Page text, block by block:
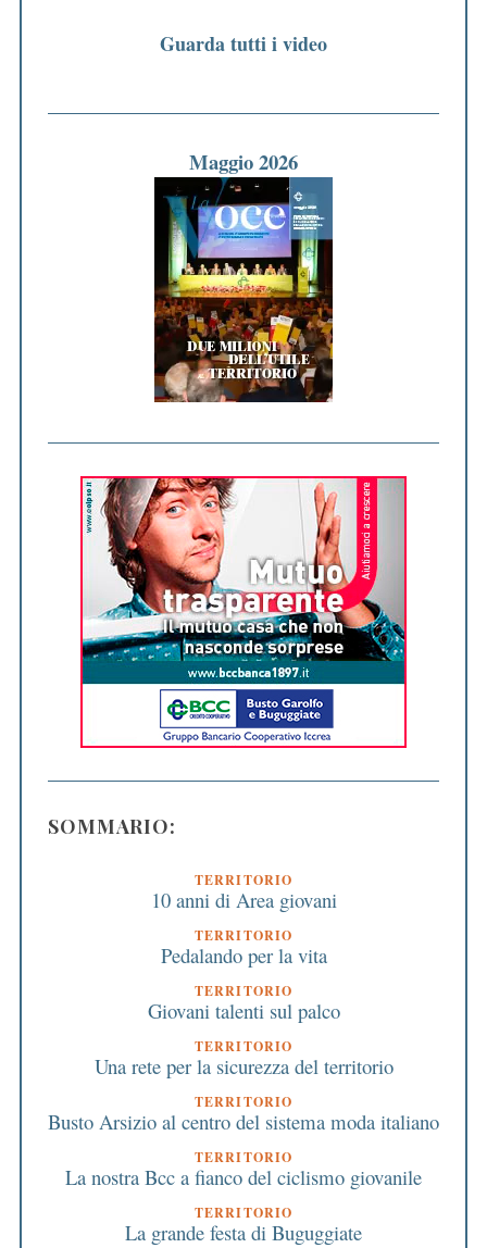
Guarda tutti i video
Maggio 2026
SOMMARIO:
TERRITORIO
10 anni di Area giovani
TERRITORIO
Pedalando per la vita
TERRITORIO
Giovani talenti sul palco
TERRITORIO
Una rete per la sicurezza del territorio
TERRITORIO
Busto Arsizio al centro del sistema moda italiano
TERRITORIO
La nostra Bcc a fianco del ciclismo giovanile
TERRITORIO
La grande festa di Buguggiate